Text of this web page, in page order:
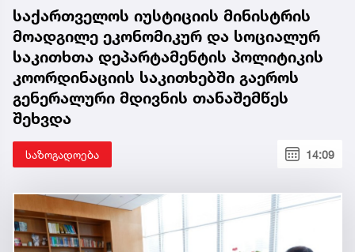
საქართველოს იუსტიციის მინისტრის
მოადგილე ეკონომიკურ და სოციალურ
საკითხთა დეპარტამენტის პოლიტიკის
კოორდინაციის საკითხებში გაეროს
გენერალური მდივნის თანაშემწეს
შეხვდა
საზოგადოება 14:09